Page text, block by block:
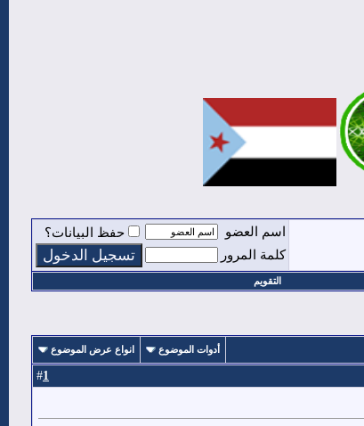
اسم العضو
حفظ البيانات؟
كلمة المرور
التقويم
أدوات الموضوع انواع عرض الموضوع
1